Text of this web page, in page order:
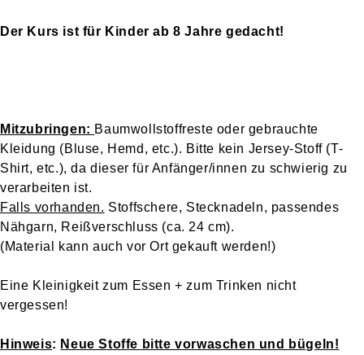
Der Kurs ist für Kinder ab 8 Jahre gedacht!
Mitzubringen: Baumwollstoffreste oder gebrauchte
Kleidung (Bluse, Hemd, etc.). Bitte kein Jersey-Stoff (T-
Shirt, etc.), da dieser für Anfänger/innen zu schwierig zu
verarbeiten ist.
Falls vorhanden. Stoffschere, Stecknadeln, passendes
Nähgarn, Reißverschluss (ca. 24 cm).
(Material kann auch vor Ort gekauft werden!)
Eine Kleinigkeit zum Essen + zum Trinken nicht
vergessen!
Hinweis: Neue Stoffe bitte vorwaschen und bügeln!